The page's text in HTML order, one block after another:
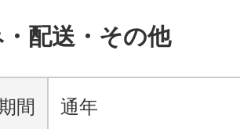
配送・その他
間 通年